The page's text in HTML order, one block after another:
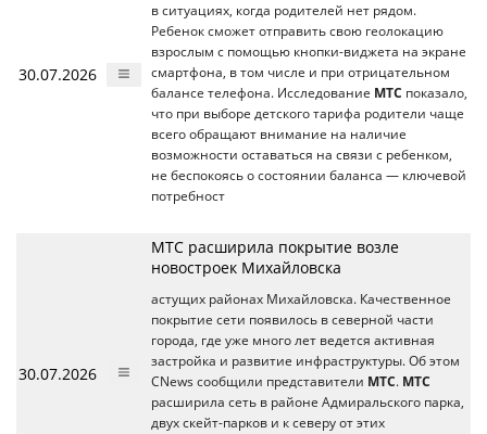
30.07.2026
в ситуациях, когда родителей нет рядом.
Ребенок сможет отправить свою геолокацию
взрослым с помощью кнопки-виджета на экране
смартфона, в том числе и при отрицательном
балансе телефона. Исследование МТС показало,
что при выборе детского тарифа родители чаще
всего обращают внимание на наличие
возможности оставаться на связи с ребенком,
не беспокоясь о состоянии баланса — ключевой
потребност
30.07.2026
МТС расширила покрытие возле
новостроек Михайловска
астущих районах Михайловска. Качественное
покрытие сети появилось в северной части
города, где уже много лет ведется активная
застройка и развитие инфраструктуры. Об этом
CNews сообщили представители МТС. МТС
расширила сеть в районе Адмиральского парка,
двух скейт-парков и к северу от этих